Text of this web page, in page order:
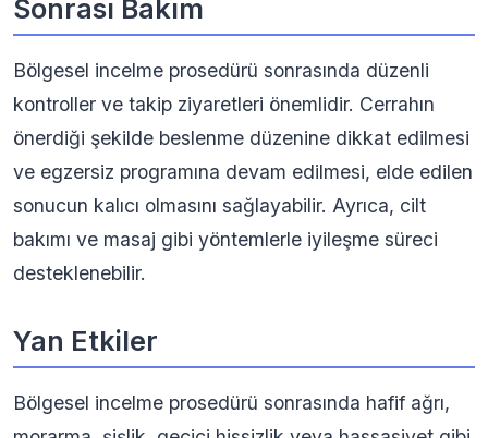
Sonrası Bakım
Bölgesel incelme prosedürü sonrasında düzenli
kontroller ve takip ziyaretleri önemlidir. Cerrahın
önerdiği şekilde beslenme düzenine dikkat edilmesi
ve egzersiz programına devam edilmesi, elde edilen
sonucun kalıcı olmasını sağlayabilir. Ayrıca, cilt
bakımı ve masaj gibi yöntemlerle iyileşme süreci
desteklenebilir.
Yan Etkiler
Bölgesel incelme prosedürü sonrasında hafif ağrı,